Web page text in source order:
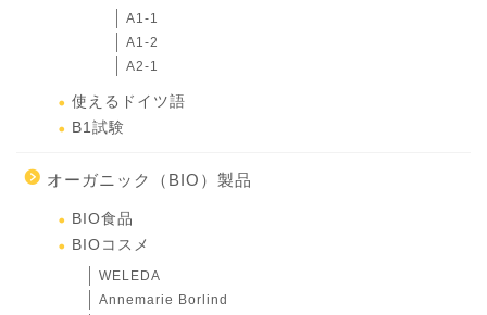
A1-1
A1-2
A2-1
使えるドイツ語
B1試験
オーガニック（BIO）製品
BIO食品
BIOコスメ
WELEDA
Annemarie Borlind